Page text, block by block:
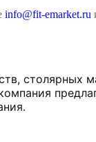
info@fit-emarket.ru
столярных